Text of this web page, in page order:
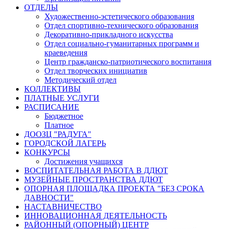
ОТДЕЛЫ
Художественно-эстетического образования
Отдел спортивно-технического образования
Декоративно-прикладного искусства
Отдел социально-гуманитарных программ и
краеведения
Центр гражданско-патриотического воспитания
Отдел творческих инициатив
Методический отдел
КОЛЛЕКТИВЫ
ПЛАТНЫЕ УСЛУГИ
РАСПИСАНИЕ
Бюджетное
Платное
ДООЗЦ "РАДУГА"
ГОРОДСКОЙ ЛАГЕРЬ
КОНКУРСЫ
Достижения учащихся
ВОСПИТАТЕЛЬНАЯ РАБОТА В ДДЮТ
МУЗЕЙНЫЕ ПРОСТРАНСТВА ДДЮТ
ОПОРНАЯ ПЛОЩАДКА ПРОЕКТА "БЕЗ СРОКА
ДАВНОСТИ"
НАСТАВНИЧЕСТВО
ИННОВАЦИОННАЯ ДЕЯТЕЛЬНОСТЬ
РАЙОННЫЙ (ОПОРНЫЙ) ЦЕНТР